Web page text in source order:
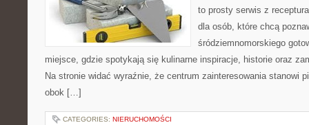
to prosty serwis z
dla osób, które chcą
śródziemnomorskiego
miejsce, gdzie spotykają się kulinarne inspiracje, historie oraz
Na stronie widać wyraźnie, że centrum zainteresowania stanowi
obok […]
CATEGORIES: NIERUCHOMOŚCI